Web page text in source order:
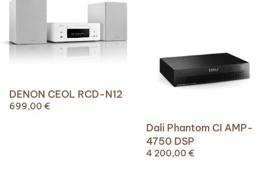
DENON CEOL RCD-N12
699,00 €
Dali Phantom CI AMP-
4750 DSP
4 200,00 €